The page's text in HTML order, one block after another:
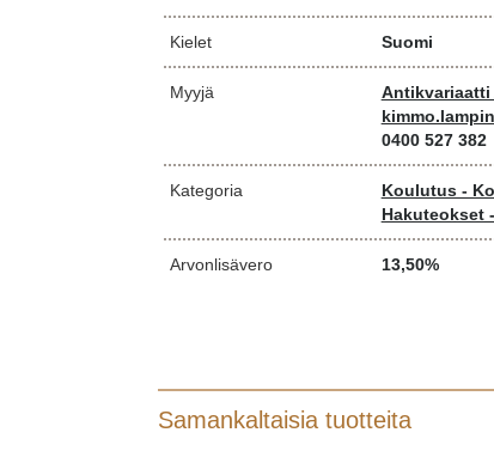
Kielet Suomi
Myyjä
Antikvariaatti
0400 527 382
Kategoria
Koulutus -
Hakuteokset
Arvonlisävero 13,50%
Samankaltaisia tuotteita